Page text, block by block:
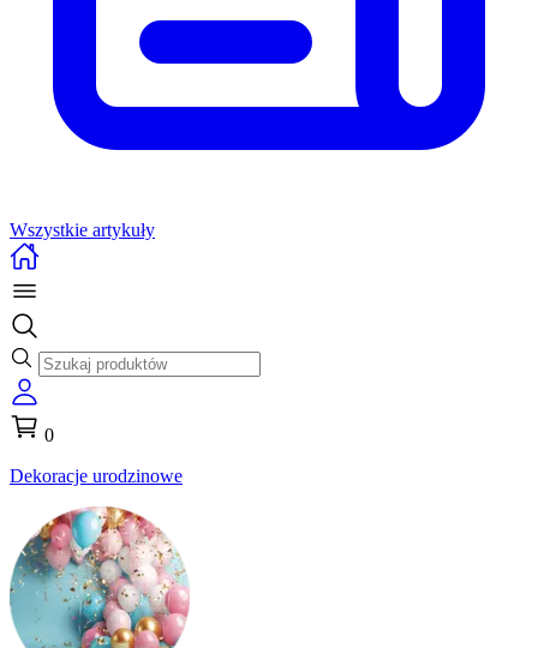
Wszystkie artykuły
0
Dekoracje urodzinowe